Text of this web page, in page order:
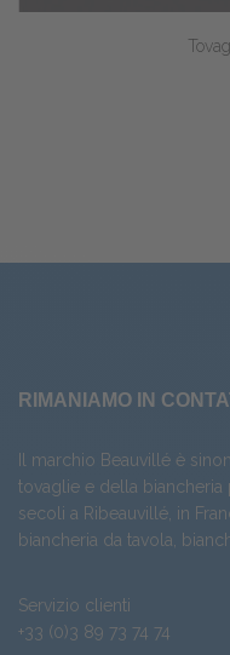
RIMANIAMO IN
Il marchio Beauvillé è
tovaglie e della biancheria
secoli a Ribeauvillé, in
biancheria da tavola
Servizio clienti
+33 (0)3 89 73 74 74